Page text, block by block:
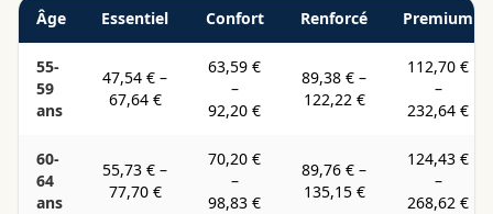
Âge Essentiel Confort Renforcé Premium
55-
59
ans
47,54 € –
67,64 €
63,59 €
–
92,20 €
89,38 € –
122,22 €
112,70 €
–
232,64 €
60-
64
ans
55,73 € –
77,70 €
70,20 €
–
98,83 €
89,76 € –
135,15 €
124,43 €
–
268,62 €